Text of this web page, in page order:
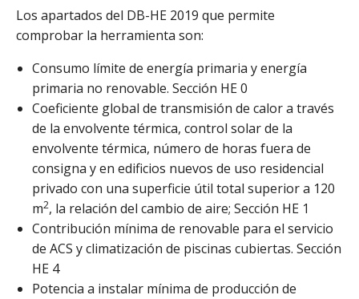
Los apartados del DB-HE 2019 que permite
comprobar la herramienta son:
Consumo límite de energía primaria y energía
primaria no renovable. Sección HE 0
Coeficiente global de transmisión de calor a través
de la envolvente térmica, control solar de la
envolvente térmica, número de horas fuera de
consigna y en edificios nuevos de uso residencial
privado con una superficie útil total superior a 120
m2, la relación del cambio de aire; Sección HE 1
Contribución mínima de renovable para el servicio
de ACS y climatización de piscinas cubiertas. Sección
HE 4
Potencia a instalar mínima de producción de